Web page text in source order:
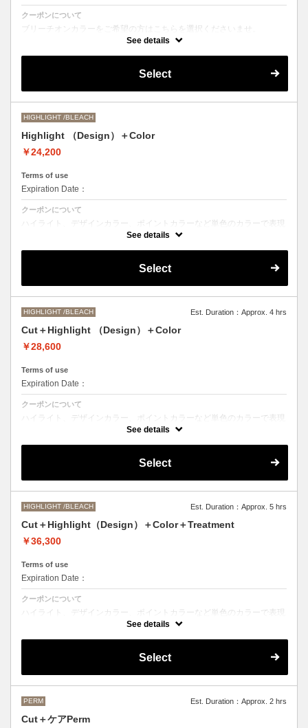
クーポンについて
ブリーチオンカラーをご希望の方はこちらを選択くださいませ。
イクロバブルシャンプー込み
で、料金が前後する場合がございます。
現できない場合がございます。
●髪の長さにより別途ロング料金を頂戴いたします。
See details
Select
HIGHLIGHT /BLEACH
Highlight （Design）＋Color
￥24,200
Terms of use
Expiration Date：
クーポンについて
ハイライト、デザインカラー、ポイントカラーなど単色のカラーで表現
できないデザインをご希望の方はこちらのメニューをお選びください。
●ご希望の色やカラー履歴、デザインによっては１度のブリーチでは表
施術時間、料金が前後する場合がございます。
M ¥＋550 L¥＋1100 LL¥＋2200
See details
Select
HIGHLIGHT /BLEACH Est. Duration：Approx. 4 hrs
Cut＋Highlight （Design）＋Color
￥28,600
Terms of use
Expiration Date：
クーポンについて
ハイライト、デザインカラー、ポイントカラーなど単色のカラーで表現
できないデザインをご希望の方はこちらのメニューをお選びください。
●ご希望の色やカラー履歴、デザインによっては１度のブリーチでは表
施術時間、料金が前後する場合がございます。
M ¥＋1100 L¥＋1650 LL¥＋2200
See details
Select
HIGHLIGHT /BLEACH Est. Duration：Approx. 5 hrs
Cut＋Highlight（Design）＋Color＋Treatment
￥36,300
Terms of use
Expiration Date：
クーポンについて
ハイライト、デザインカラー、ポイントカラーなど単色のカラーで表現
できないデザインをご希望の方はこちらのメニューをお選びください。
Aujuaシステムトリートメントを使った４ステップトリートメント＋マ
●トリートメントは髪質に合わせてご提案させていただいておりますの
●ご希望の色やカラー履歴、デザインによっては１度のブリーチでは表
現できない場合もございます。
●髪の長さにより別途ロング料金を頂戴いたします。
See details
Select
PERM Est. Duration：Approx. 2 hrs
Cut＋ケアPerm